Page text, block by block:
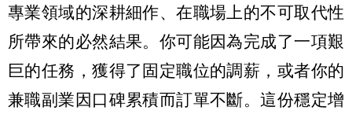
專業領域的深耕細作、在職場上的不可取代性
所帶來的必然結果。你可能因為完成了一項艱
巨的任務，獲得了固定職位的調薪，或者你的
兼職副業因口碑累積而訂單不斷。這份穩定增